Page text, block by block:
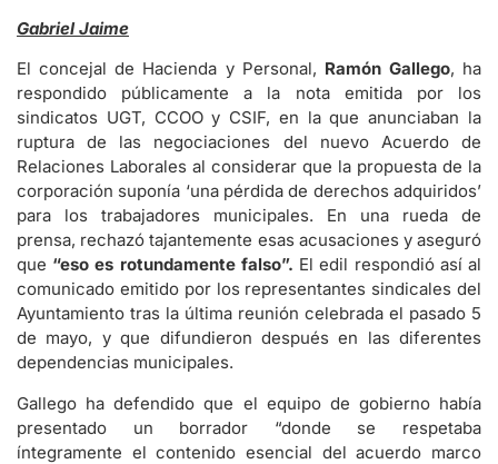
Gabriel Jaime
El concejal de Hacienda y Personal, Ramón Gallego, ha
respondido públicamente a la nota emitida por los
sindicatos UGT, CCOO y CSIF, en la que anunciaban la
ruptura de las negociaciones del nuevo Acuerdo de
Relaciones Laborales al considerar que la propuesta de la
corporación suponía ‘una pérdida de derechos adquiridos’
para los trabajadores municipales. En una rueda de
prensa, rechazó tajantemente esas acusaciones y aseguró
que “eso es rotundamente falso”. El edil respondió así al
comunicado emitido por los representantes sindicales del
Ayuntamiento tras la última reunión celebrada el pasado 5
de mayo, y que difundieron después en las diferentes
dependencias municipales.
Gallego ha defendido que el equipo de gobierno había
presentado un borrador “donde se respetaba
íntegramente el contenido esencial del acuerdo marco